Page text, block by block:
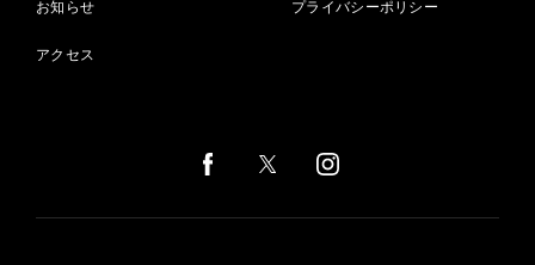
お知らせ
アクセス
プライバシーポリシー